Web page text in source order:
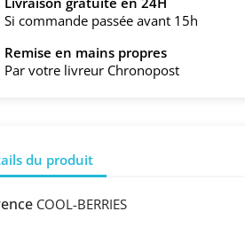
Si commande passée avant 15h
Remise en mains propres
Par votre livreur Chronopost
du produit
COOL-BERRIES